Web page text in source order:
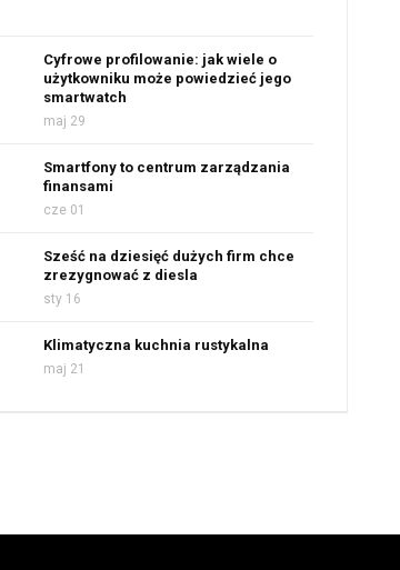
Cyfrowe profilowanie: jak wiele o
użytkowniku może powiedzieć jego
smartwatch
maj 29
Smartfony to centrum zarządzania
finansami
cze 01
Sześć na dziesięć dużych firm chce
zrezygnować z diesla
sty 16
Klimatyczna kuchnia rustykalna
maj 21